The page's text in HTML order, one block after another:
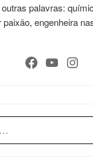
palavras:
paixão, engenheira